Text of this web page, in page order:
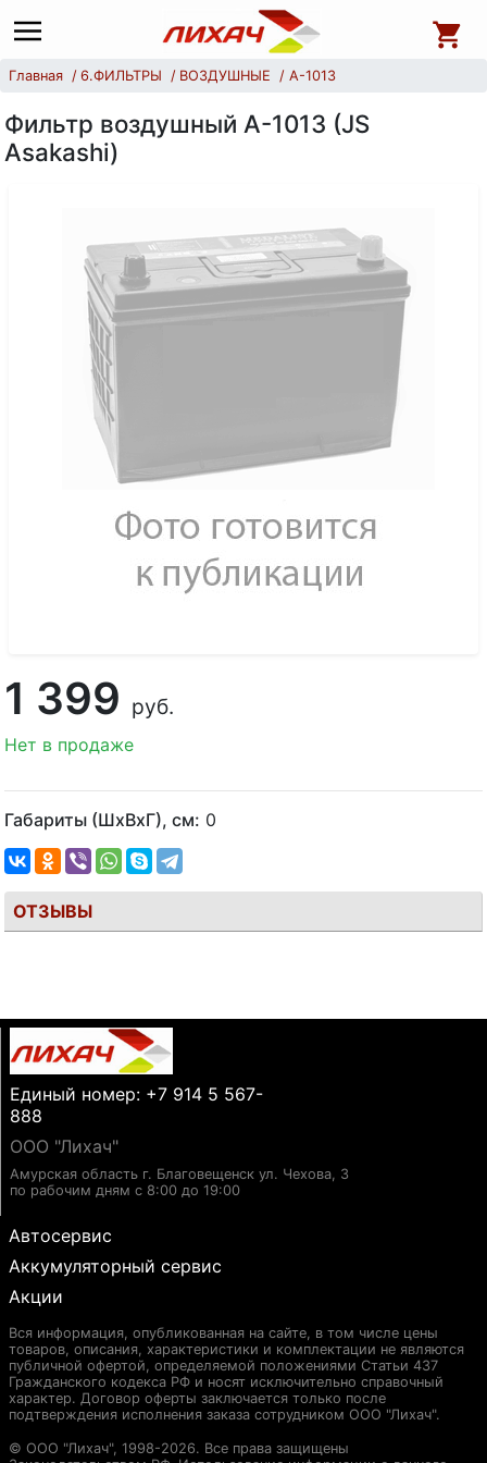
Главная 6.ФИЛЬТРЫ ВОЗДУШНЫЕ A-1013
Фильтр воздушный А-1013 (JS
Asakashi)
1 399 руб.
Нет в продаже
Габариты (ШхВхГ), см: 0
ОТЗЫВЫ
Единый номер: +7 914 5 567-
888
ООО "Лихач"
Амурская область г. Благовещенск ул. Чехова, 3
по рабочим дням с 8:00 до 19:00
Автосервис
Аккумуляторный сервис
Акции
Вся информация, опубликованная на сайте, в том числе цены
товаров, описания, характеристики и комплектации не являются
публичной офертой, определяемой положениями Статьи 437
Гражданского кодекса РФ и носят исключительно справочный
характер. Договор оферты заключается только после
подтверждения исполнения заказа сотрудником ООО "Лихач".
© ООО "Лихач", 1998-2026. Все права защищены